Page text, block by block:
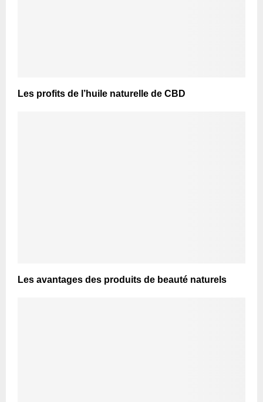
Les profits de l’huile naturelle de CBD
Les avantages des produits de beauté naturels